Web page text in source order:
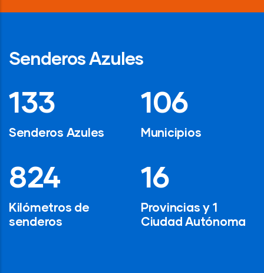
Senderos Azules
194
Senderos Azules
1,200
Kilómetros de
senderos
154
Municipios
24
Provincias y 1
Ciudad Autónoma